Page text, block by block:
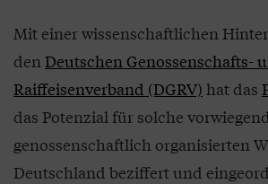
Mit einer wissenschaftlichen
denDeutschen Genossenschafts-
Raiffeisenverband (DGRV) hat das
das Potenzial für solche
genossenschaftlich organisierten
Deutschland beziffert und